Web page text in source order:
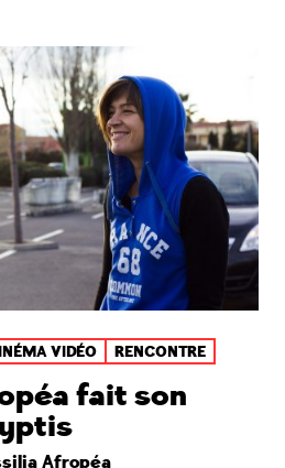
VIDÉO RENCONTRE
fait son
Afropéa